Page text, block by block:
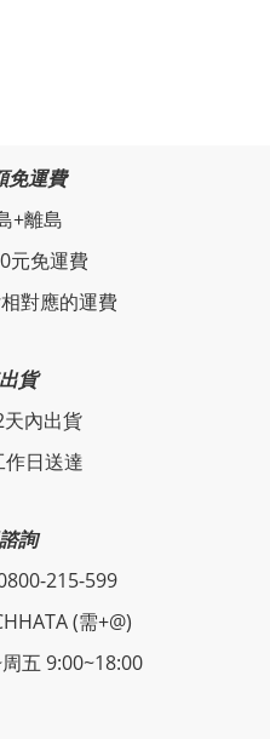
免運費
+離島
元免運費
對應的運費
貨
內出貨
日送達
詢
215-599
(需+@)
五 9:00~18:00